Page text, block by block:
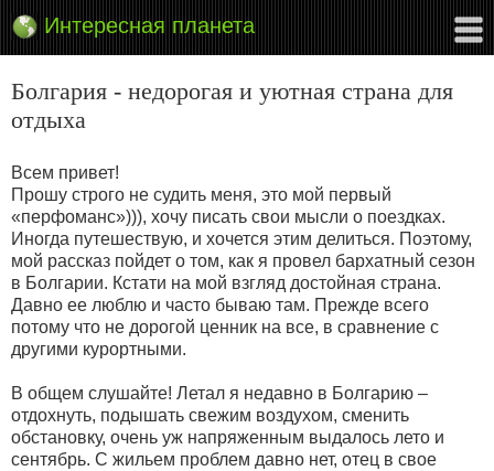
Интересная планета
Болгария - недорогая и уютная страна для
отдыха
Всем привет!
Прошу строго не судить меня, это мой первый
«перфоманс»))), хочу писать свои мысли о поездках.
Иногда путешествую, и хочется этим делиться. Поэтому,
мой рассказ пойдет о том, как я провел бархатный сезон
в Болгарии. Кстати на мой взгляд достойная страна.
Давно ее люблю и часто бываю там. Прежде всего
потому что не дорогой ценник на все, в сравнение с
другими курортными.
В общем слушайте! Летал я недавно в Болгарию –
отдохнуть, подышать свежим воздухом, сменить
обстановку, очень уж напряженным выдалось лето и
сентябрь. С жильем проблем давно нет, отец в свое